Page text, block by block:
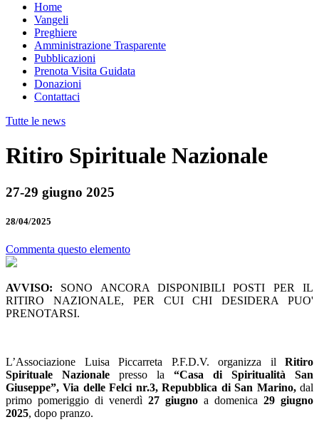
Home
Vangeli
Preghiere
Amministrazione Trasparente
Pubblicazioni
Prenota Visita Guidata
Donazioni
Contattaci
Tutte le news
Ritiro Spirituale Nazionale
27-29 giugno 2025
28/04/2025
Commenta questo elemento
AVVISO: SONO ANCORA DISPONIBILI POSTI PER IL
RITIRO NAZIONALE, PER CUI CHI DESIDERA PUO'
PRENOTARSI.
L’Associazione Luisa Piccarreta P.F.D.V. organizza il Ritiro
Spirituale Nazionale presso la “Casa di Spiritualità San
Giuseppe”, Via delle Felci nr.3, Repubblica di San Marino, dal
primo pomeriggio di venerdì 27 giugno a domenica 29 giugno
2025, dopo pranzo.